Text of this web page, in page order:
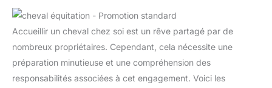
Accueillir un cheval chez soi est un rêve partagé par de
nombreux propriétaires. Cependant, cela nécessite une
préparation minutieuse et une compréhension des
responsabilités associées à cet engagement. Voici les